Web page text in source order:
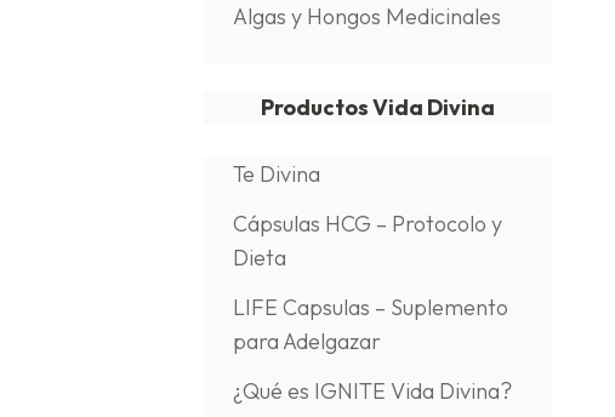
Algas y Hongos Medicinales
Productos Vida Divina
Te Divina
Cápsulas HCG – Protocolo y
Dieta
LIFE Capsulas – Suplemento
para Adelgazar
¿Qué es IGNITE Vida Divina?